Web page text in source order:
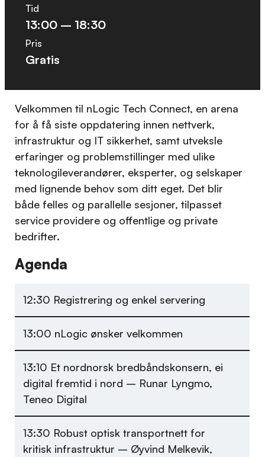
Tid
13:00 – 18:30
Pris
Gratis
Velkommen til nLogic Tech Connect, en arena
for å få siste oppdatering innen nettverk,
infrastruktur og IT sikkerhet, samt utveksle
erfaringer og problemstillinger med ulike
teknologileverandører, eksperter, og selskaper
med lignende behov som ditt eget. Det blir
både felles og parallelle sesjoner, tilpasset
service providere og offentlige og private
bedrifter.
Agenda
12:30 Registrering og enkel servering
13:00 nLogic ønsker velkommen
13:10 Et nordnorsk bredbånds­konsern, ei
digital fremtid i nord – Runar Lyngmo,
Teneo Digital
13:30 Robust optisk transportnett for
kritisk infrastruktur – Øyvind Melkevik,